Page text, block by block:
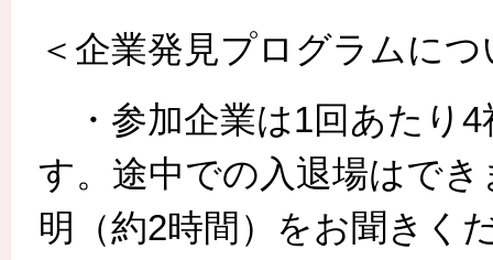
＜企業発見プログラムに
・参加企業は1回あたり4
す。途中での入退場はで
明（約2時間）をお聞きく